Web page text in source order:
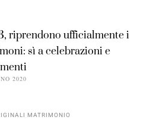
riprendono ufficialmente i
sì a celebrazioni e
2020
MATRIMONIO